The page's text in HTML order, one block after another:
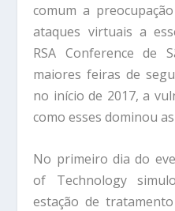
comum a
ataques virtuais a
RSA Conference de
maiores feiras de
no início de 2017, a
como esses dominou
No primeiro dia do
of Technology
estação de